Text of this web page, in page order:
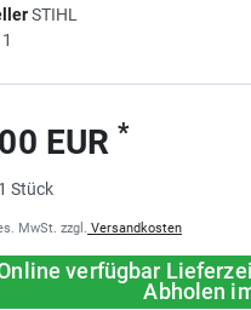
STIHL
1
EUR*
1 Stück
MwSt. zzgl. Versandkosten
verfügbar
Abholen